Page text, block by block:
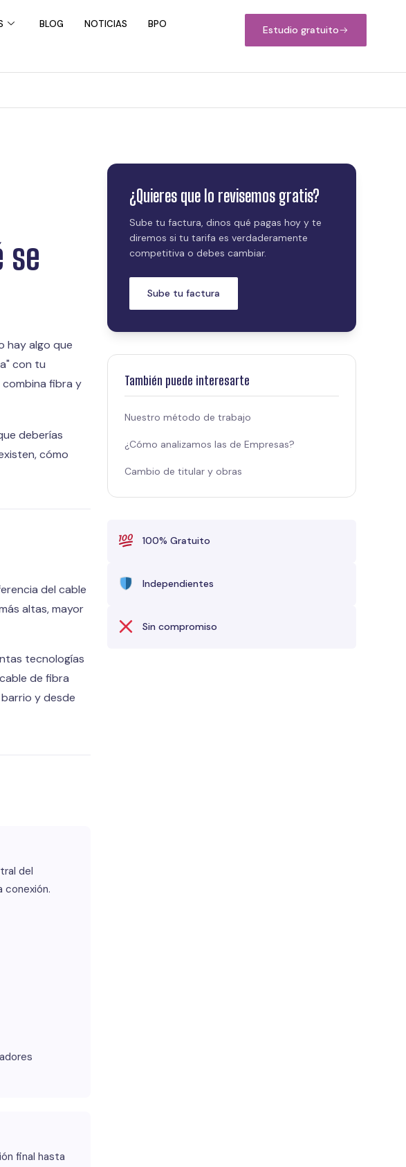
BLOG NOTICIAS
BPO
Estudio gratuito
se
hay algo que
con tu
combina fibra y
deberías
cómo
del cable
altas, mayor
tecnologías
de fibra
y desde
del
conexión.
final hasta
¿Quieres que lo revisemos gratis?
Sube tu factura, dinos qué pagas hoy y te
diremos si tu tarifa es verdaderamente
competitiva o debes cambiar.
Sube tu factura
También puede interesarte
Nuestro método de trabajo
¿Cómo analizamos las de Empresas?
Cambio de titular y obras
100% Gratuito
Independientes
Sin compromiso